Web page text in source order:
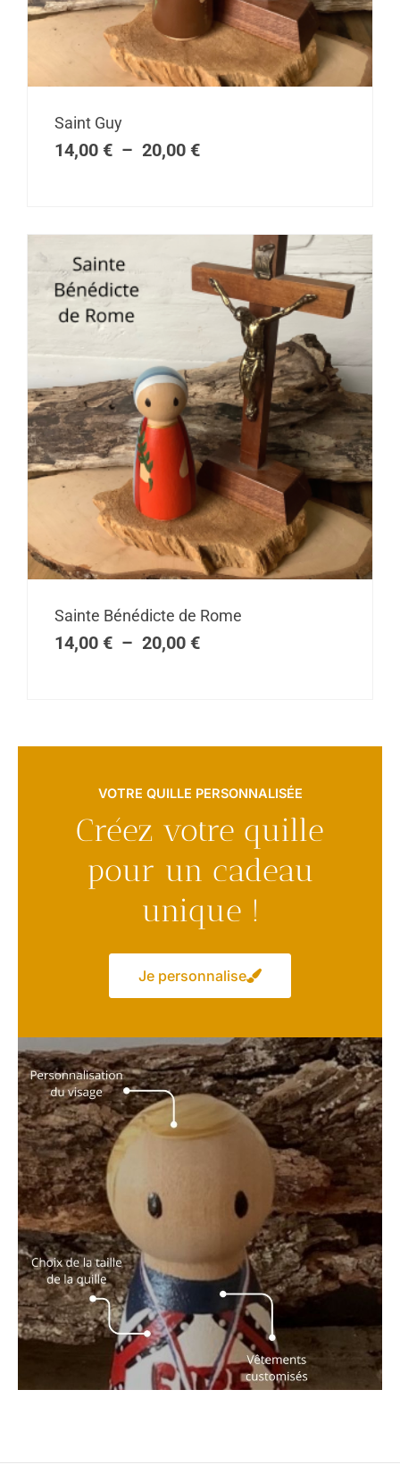
Saint Guy
14,00 € – 20,00 €de
prix :
Sainte Bénédicte de Rome
14,00 € – 20,00 €
Plage
de
prix :
VOTRE QUILLE PERSONNALISÉE
Créez votre quille
pour un cadeau
unique !
Je personnalise